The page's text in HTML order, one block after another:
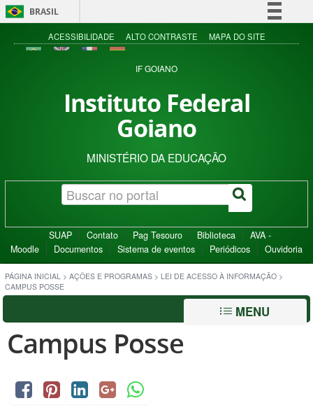
BRASIL
Simplifique!
Acesso à informação
ACESSIBILIDADE ALTO CONTRASTE MAPA DO SITE
IF GOIANO
Instituto Federal
Goiano
MINISTÉRIO DA EDUCAÇÃO
SUAP Contato Pag Tesouro Biblioteca
AVA -
Moodle
Documentos Sistema de eventos Periódicos Ouvidoria
PÁGINA INICIAL > AÇÕES E PROGRAMAS > LEI DE ACESSO À INFORMAÇÃO >
CAMPUS POSSE
MENU
Campus Posse